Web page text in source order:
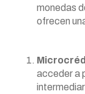
monedas
ofrecen
acceder a